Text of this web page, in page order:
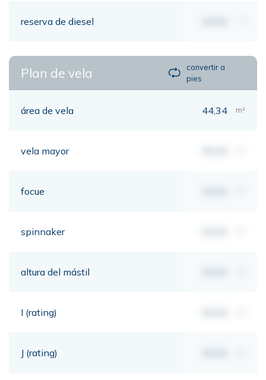
reserva de diesel
Plan de vela
convertir a
pies
área de vela 44,34 m²
vela mayor
focue
spinnaker
altura del mástil
I (rating)
J (rating)